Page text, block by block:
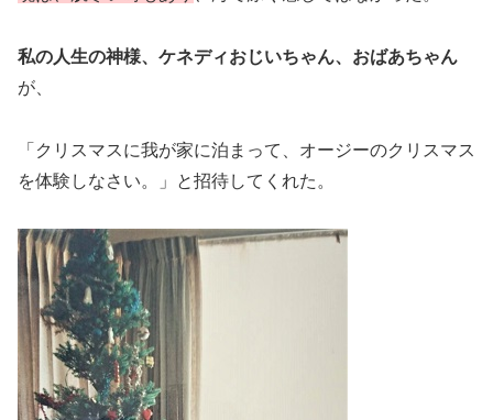
私の人生の神様、ケネディおじいちゃん、おばあちゃん
が、
「クリスマスに我が家に泊まって、オージーのクリスマス
を体験しなさい。」と招待してくれた。